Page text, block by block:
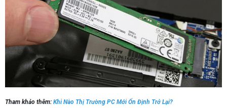
Tham khảo thêm: Khi Nào Thị Trường PC Mới Ổn Định Trở Lại?